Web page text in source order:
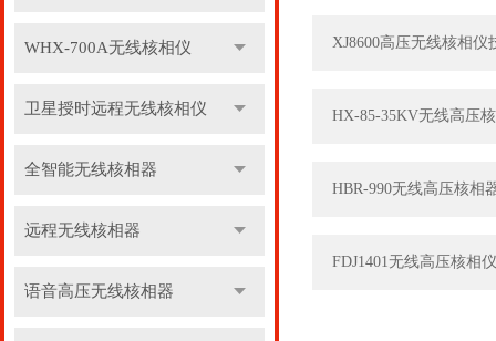
WHX-700A无线核相仪
卫星授时远程无线核相仪
全智能无线核相器
远程无线核相器
语音高压无线核相器
XJ8600高压无线核相仪
HX-85-35KV无线高压
HBR-990无线高压核相
FDJ1401无线高压核相